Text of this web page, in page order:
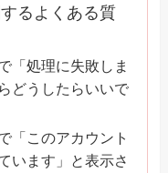
るよくある質
「処理に失敗しま
どうしたらいいで
「このアカウント
います」と表示さ